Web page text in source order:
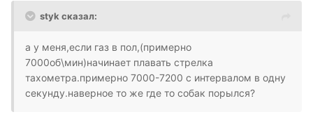
styk сказал:
а у меня,если газ в пол,(примерно
7000об\мин)начинает плавать стрелка
тахометра.примерно 7000-7200 с интервалом в одну
секунду.наверное то же где то собак порылся?